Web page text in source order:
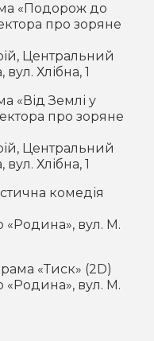
«Подорож до
про зоряне
Центральний
Хлібна, 1
«Від Землі у
про зоряне
Центральний
Хлібна, 1
комедія
«Родина», вул. М.
«Тиск» (2D)
«Родина», вул. М.